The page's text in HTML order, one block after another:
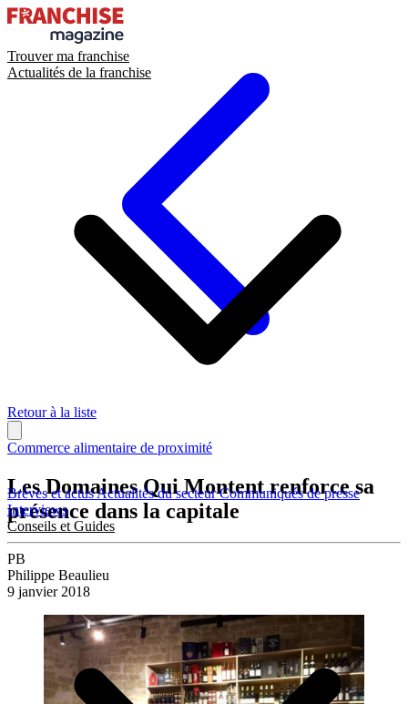
Trouver ma franchise
Actualités de la franchise
Brèves et actusActualités du secteurCommuniqués de presse
Interviews
Conseils et Guides
Retour à la liste
Commerce alimentaire de proximité
Les Domaines Qui Montent renforce sa
présence dans la capitale
PB
Philippe Beaulieu
9 janvier 2018